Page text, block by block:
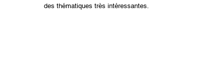
des thématiques très intéressantes.